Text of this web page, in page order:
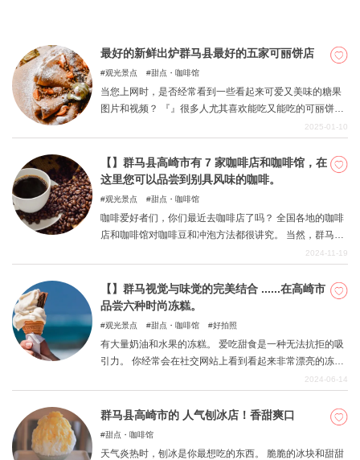
最好的新鲜出炉群马县最好的五家可丽饼店
观光景点 甜点・咖啡馆
当您上网时，是否经常看到一些看起来可爱又美味的糖果
图片和视频？ 『』很多人尤其喜欢能吃又能吃的可丽饼。
本文将介绍群马县的几家最佳可丽饼店。 我们精心挑选了
2025-01-10
【】群马县高崎市有 7 家咖啡店和咖啡馆，在
这里您可以品尝到别具风味的咖啡。
观光景点 甜点・咖啡馆
咖啡爱好者们，你们最近去咖啡店了吗？ 全国各地的咖啡
店和咖啡馆对咖啡豆和冲泡方法都很讲究。 当然，群马县
也有很多让咖啡爱好者疯狂的咖啡店。 本报告将专门介绍
您可以利用它来参观咖啡店和咖啡馆。
2024-11-19
【】群马视觉与味觉的完美结合 ......在高崎市
品尝六种时尚冻糕。
观光景点 甜点・咖啡馆 好拍照
有大量奶油和水果的冻糕。 爱吃甜食是一种无法抗拒的吸
引力。 你经常会在社交网站上看到看起来非常漂亮的冻
糕，让人忍不住想吃。 近年来，群马县提供时尚冻糕的店
了冻糕。 本节从视觉和口味两方面总结了最佳推荐。
2024-06-14
群马县高崎市的 人气刨冰店！香甜爽口
甜点・咖啡馆
天气炎热时，刨冰是你最想吃的东西。 脆脆的冰块和甜甜